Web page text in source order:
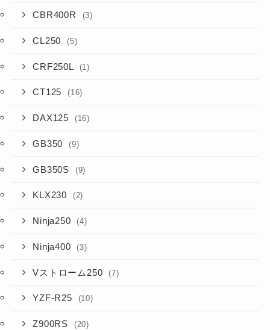
CBR400R (3)
CL250 (5)
CRF250L (1)
CT125 (16)
DAX125 (16)
GB350 (9)
GB350S (9)
KLX230 (2)
Ninja250 (4)
Ninja400 (3)
Vストローム250 (7)
YZF-R25 (10)
Z900RS (20)